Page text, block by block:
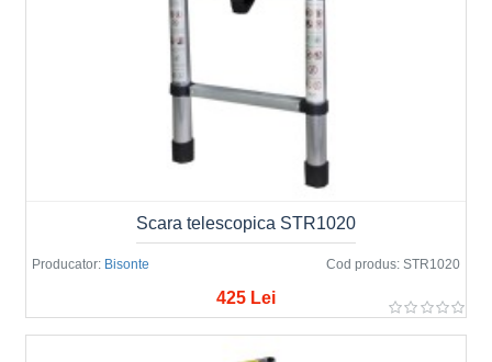
Producator: Bisonte Cod produs: STR1020
Scara telescopica STR1020
425 Lei